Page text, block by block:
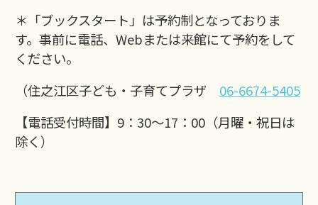
＊「ブックスタート」は予約制となっておりま
す。事前に電話、Webまたは来館にて予約をして
ください。
（住之江区子ども・子育てプラザ 06-6674-5405
【電話受付時間】9：30～17：00（月曜・祝日は
除く）